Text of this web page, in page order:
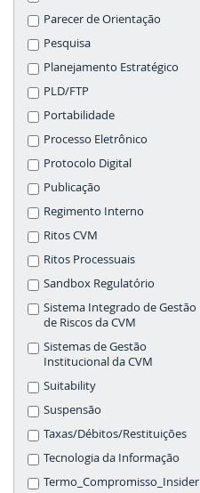
Parecer de Orientação
Pesquisa
Planejamento Estratégico
PLD/FTP
Portabilidade
Processo Eletrônico
Protocolo Digital
Publicação
Regimento Interno
Ritos CVM
Ritos Processuais
Sandbox Regulatório
Sistema Integrado de Gestão
de Riscos da CVM
Sistemas de Gestão
Institucional da CVM
Suitability
Suspensão
Taxas/Débitos/Restituições
Tecnologia da Informação
Termo_Compromisso_Insider